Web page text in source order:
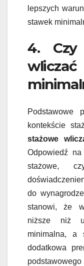
lepszych
stawek
4. Czy
Podstawowe
kontekście
stażowe
Odpowiedź
stażowe,
do
stanowi, że
niższe niż
minimalna, a
dodatkowa